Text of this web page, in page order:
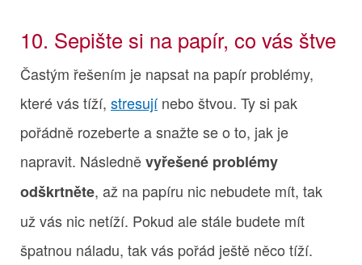
10. Sepište si na papír, co vás štve
Častým řešením je napsat na papír problémy,
které vás tíží, stresujínebo štvou. Ty si pak
pořádně rozeberte a snažte se o to, jak je
napravit. Následněvyřešené problémy
odškrtněte, až na papíru nic nebudete mít, tak
už vás nic netíží. Pokud ale stále budete mít
špatnou náladu, tak vás pořád ještě něco tíží.